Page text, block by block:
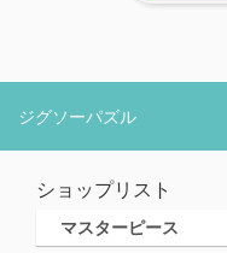
ジグソーパズル
ショップリスト
マスターピース